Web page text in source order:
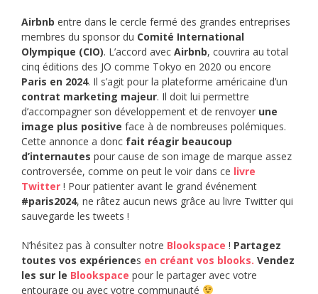
Airbnb entre dans le cercle fermé des grandes entreprises
membres du sponsor du Comité International
Olympique (CIO). L’accord avec Airbnb, couvrira au total
cinq éditions des JO comme Tokyo en 2020 ou encore
Paris en 2024. Il s’agit pour la plateforme américaine d’un
contrat marketing majeur. Il doit lui permettre
d’accompagner son développement et de renvoyer une
image plus positive face à de nombreuses polémiques.
Cette annonce a donc fait réagir beaucoup
d’internautes pour cause de son image de marque assez
controversée, comme on peut le voir dans ce livre
Twitter ! Pour patienter avant le grand événement
#paris2024, ne râtez aucun news grâce au livre Twitter qui
sauvegarde les tweets !
N’hésitez pas à consulter notre Blookspace ! Partagez
toutes vos expériences en créant vos blooks. Vendez
les sur le Blookspace pour le partager avec votre
entourage ou avec votre communauté